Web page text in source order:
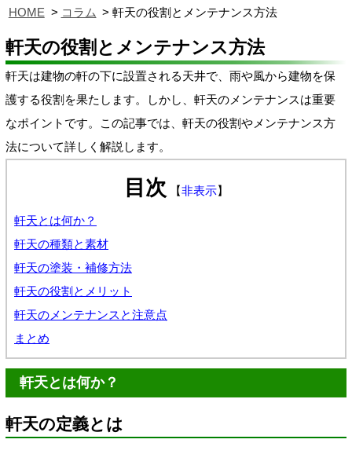
HOME コラム 軒天の役割とメンテナンス方法
軒天の役割とメンテナンス方法
軒天は建物の軒の下に設置される天井で、雨や風から建物を保
護する役割を果たします。しかし、軒天のメンテナンスは重要
なポイントです。この記事では、軒天の役割やメンテナンス方
法について詳しく解説します。
目次 【非表示】
軒天とは何か？
軒天の種類と素材
軒天の塗装・補修方法
軒天の役割とメリット
軒天のメンテナンスと注意点
まとめ
軒天とは何か？
軒天の定義とは